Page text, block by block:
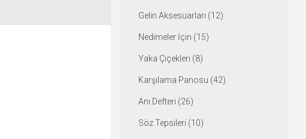
Gelin Aksesuarları (12)
Nedimeler İçin (15)
Yaka Çiçekleri (8)
Karşılama Panosu (42)
Anı Defteri (26)
Söz Tepsileri (10)